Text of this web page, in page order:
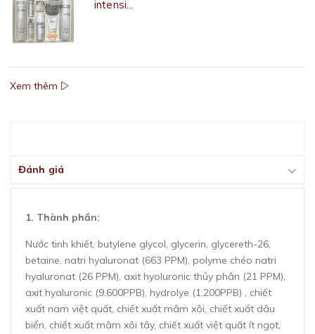
intensi...
Xem thêm
Đánh giá
1. Thành phần:
Nước tinh khiết, butylene glycol, glycerin, glycereth-26,
betaine, natri hyaluronat (663 PPM), polyme chéo natri
hyaluronat (26 PPM), axit hyoluronic thủy phân (21 PPM),
axit hyaluronic (9.600PPB), hydrolye (1.200PPB) , chiết
xuất nam việt quất, chiết xuất mâm xôi, chiết xuất dâu
biển, chiết xuất mâm xôi tây, chiết xuất việt quất ít ngọt,